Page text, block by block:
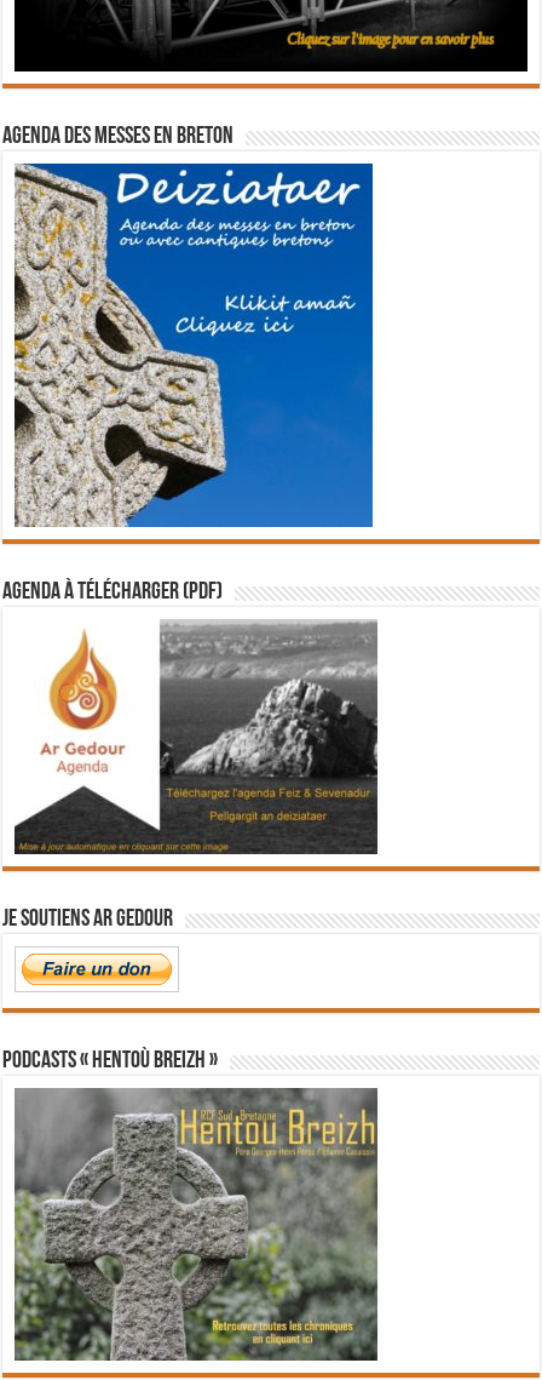
Agenda des messes en breton
Agenda à télécharger (PDF)
Je soutiens Ar Gedour
PODCASTS « Hentoù Breizh »